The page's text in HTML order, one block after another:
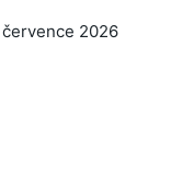
července 2026